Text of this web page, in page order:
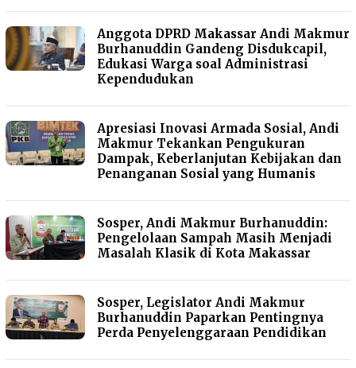
Anggota DPRD Makassar Andi Makmur
Burhanuddin Gandeng Disdukcapil,
Edukasi Warga soal Administrasi
Kependudukan
Apresiasi Inovasi Armada Sosial, Andi
Makmur Tekankan Pengukuran
Dampak, Keberlanjutan Kebijakan dan
Penanganan Sosial yang Humanis
Sosper, Andi Makmur Burhanuddin:
Pengelolaan Sampah Masih Menjadi
Masalah Klasik di Kota Makassar
Sosper, Legislator Andi Makmur
Burhanuddin Paparkan Pentingnya
Perda Penyelenggaraan Pendidikan